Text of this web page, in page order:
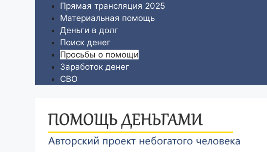
содержимому
Прямая трансляция 2025
Материальная помощь
Деньги в долг
Поиск денег
Просьбы о помощи
Заработок денег
СВО